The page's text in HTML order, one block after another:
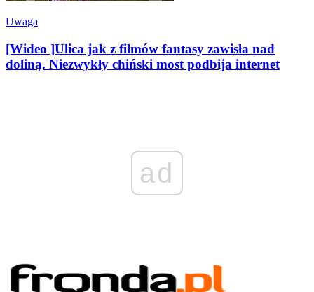
Uwaga
[Wideo ]Ulica jak z filmów fantasy zawisła nad
doliną. Niezwykły chiński most podbija internet
ad